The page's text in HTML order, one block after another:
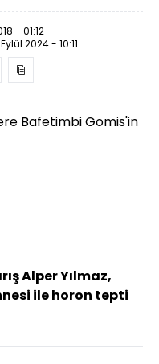
- 01:12
Eylül 2024 - 10:11
Bafetimbi Gomis'in
Alper Yılmaz,
ile horon tepti